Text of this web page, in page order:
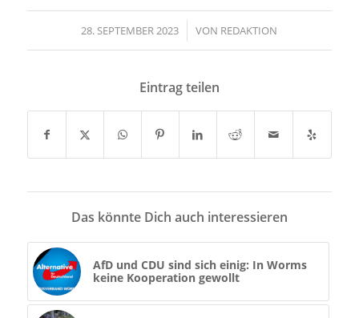
28. SEPTEMBER 2023
/ VON REDAKTION
Eintrag teilen
Das könnte Dich auch interessieren
AfD und CDU sind sich einig: In Worms
keine Kooperation gewollt